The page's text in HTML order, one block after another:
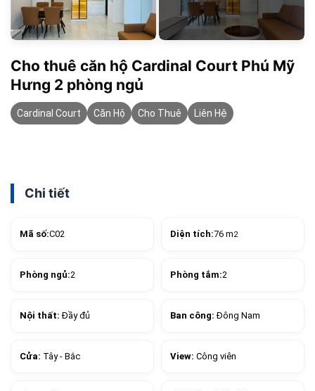
Cho thuê căn hộ Cardinal Court Phú Mỹ
Hưng 2 phòng ngủ
Cardinal Court Căn Hộ Cho Thuê Liên Hệ
Chi tiết
Mã số:C02 Diện tích:76 m2
Phòng ngủ:2 Phòng tắm:2
Nội thất:Đầy đủ Ban công:Đông Nam
Cửa: Tây - Bắc View: Công viên